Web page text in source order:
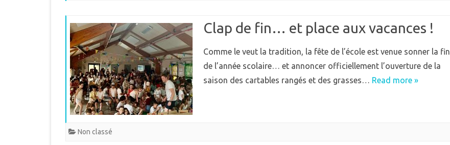
INTERCOMMUNALITÉ
DÉMARCHES ADMINISTRATIVES
LE PLU
BIEN VIVRE ENSEMBLE GARDERIE
Clap de fin… et place aux vacances !
Comme le veut la tradition, la fête de l’école est venue sonner la fin
de l’année scolaire… et annoncer officiellement l’ouverture de la
saison des cartables rangés et des grasses… Read more »
Non classé